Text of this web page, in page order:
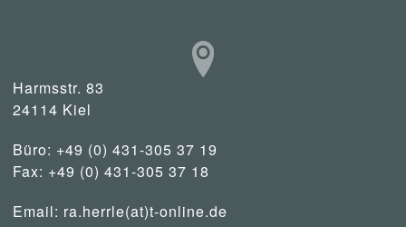
Harmsstr. 83
24114 Kiel
Büro: +49 (0) 431-305 37 19
Fax: +49 (0) 431-305 37 18
Email: ra.herrle(at)t-online.de